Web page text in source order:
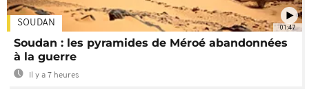
01:47
SOUDAN
Soudan : les pyramides de Méroé abandonnées
à la guerre
Il y a 7 heures